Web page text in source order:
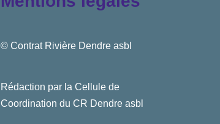
© Contrat Rivière Dendre asbl
Rédaction par la Cellule de
Coordination du CR Dendre asbl